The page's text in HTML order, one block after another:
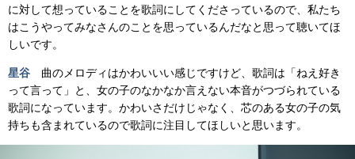
に対して想っていることを歌詞にしてくださっているので、私たち
はこうやってみなさんのことを思っているんだなと思って聴いてほ
しいです。
星谷 曲のメロディはかわいいい感じですけど、歌詞は「ねえ好き
って言って」と、女の子のなかなか言えない本音がつづられている
歌詞になっています。かわいさだけじゃなく、芯のある女の子の気
持ちも含まれているので歌詞に注目してほしいと思います。